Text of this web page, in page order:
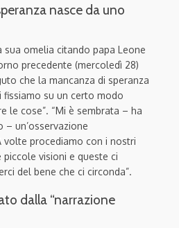
nasce da uno
omelia citando papa Leone
precedente (mercoledì 28)
che la mancanza di speranza
su un certo modo
le cose”. “Mi è sembrata – ha
un’osservazione
volte procediamo con i nostri
visioni e queste ci
del bene che ci circonda”.
dalla “narrazione